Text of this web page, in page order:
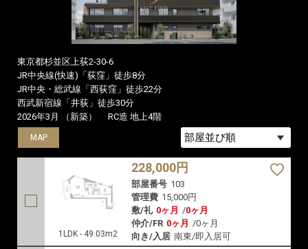
東京都杉並区上荻2-30-6
JR中央線(快速)「荻窪」徒歩8分
JR中央・総武線「西荻窪」徒歩22分
西武新宿線「井荻」徒歩30分
2026年3月 （新築）
RC造 地上4階
MAP
1LDK - 49.03m2
228,000円
部屋番号 103
管理費 15,000円
敷/礼 0ヶ月 /0ヶ月
仲介/FR 0ヶ月 /0ヶ月
向き/入居 南東/即入居可
MAP
MAP